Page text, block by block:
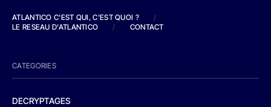
ATLANTICO C'EST QUI, C'EST QUOI ?
/
LE RESEAU D'ATLANTICO
/ CONTACT
CATEGORIES
DECRYPTAGES